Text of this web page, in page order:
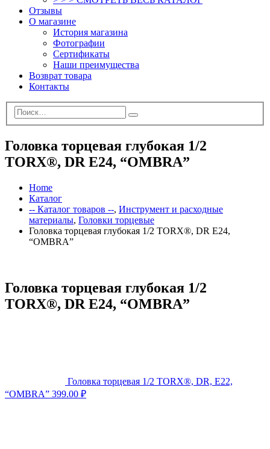
Отзывы
О магазине
История магазина
Фотографии
Сертификаты
Наши преимущества
Возврат товара
Контакты
Головка торцевая глубокая 1/2
TORX®, DR E24, “OMBRA”
Home
Каталог
-- Каталог товаров --, Инструмент и расходные
материалы, Головки торцевые
Головка торцевая глубокая 1/2 TORX®, DR E24,
“OMBRA”
Головка торцевая глубокая 1/2
TORX®, DR E24, “OMBRA”
Головка торцевая 1/2 TORX®, DR, Е22,
“OMBRA” 399.00 ₽